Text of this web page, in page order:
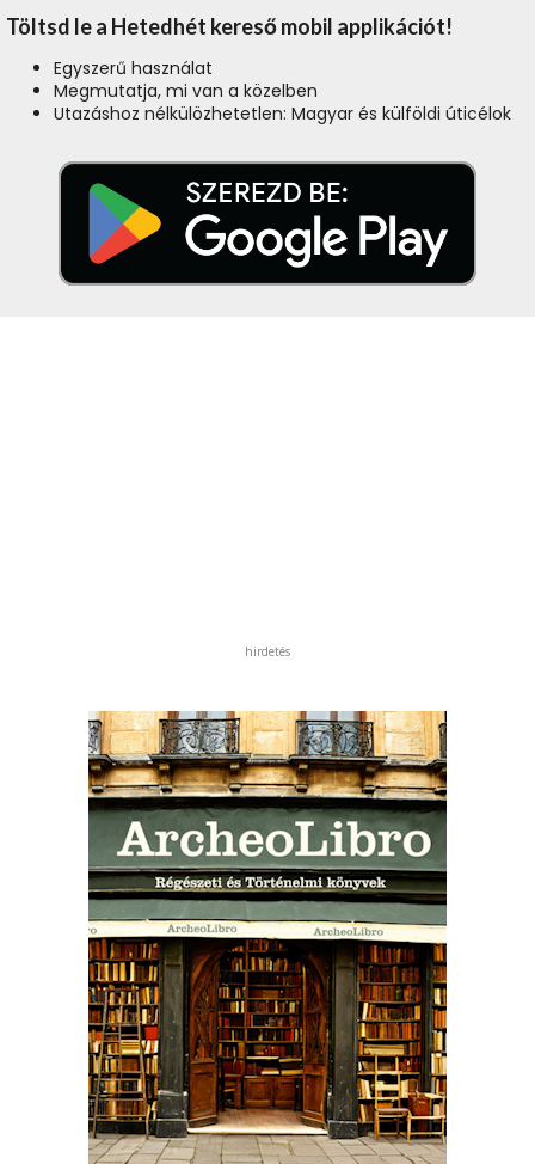
Töltsd le a Hetedhét kereső mobil applikációt!
Egyszerű használat
Megmutatja, mi van a közelben
Utazáshoz nélkülözhetetlen: Magyar és külföldi úticélok
hirdetés